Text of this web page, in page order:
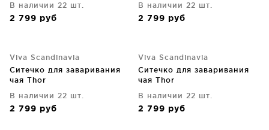
В наличии 22 шт.
2 799 руб
В наличии 22 шт.
2 799 руб
Viva Scandinavia
Ситечко для заваривания
чая Thor
В наличии 22 шт.
2 799 руб
Viva Scandinavia
Ситечко для заваривания
чая Thor
В наличии 22 шт.
2 799 руб